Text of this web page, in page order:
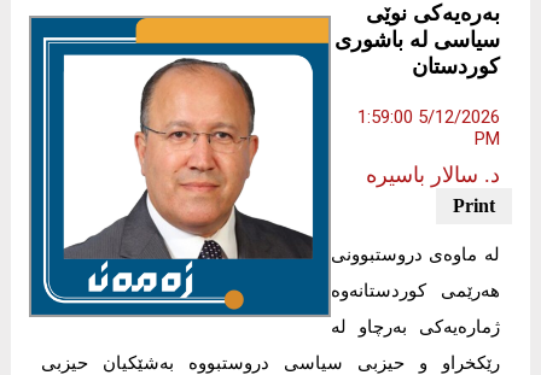
بەرەیەكی نوێی
سیاسی لە باشوری
كوردستان
5/12/2026 1:59:00
PM
د. سالار باسیرە
لە ماوەی دروستبوونی
هەرێمی كوردستانەوە
ژمارەیەكی بەرچاو لە
رێكخراو و حیزبی سیاسی دروستبووە بەشێكیان حیزبی